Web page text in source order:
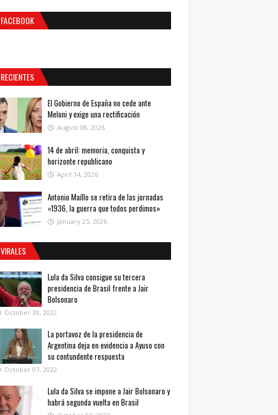
FACEBOOK
RECIENTES
El Gobierno de España no cede ante
Meloni y exige una rectificación
August 08, 2026
14 de abril: memoria, conquista y
horizonte republicano
April 14, 2026
Antonio Maíllo se retira de las jornadas
«1936, la guerra que todos perdimos»
January 25, 2026
VIRALES
Lula da Silva consigue su tercera
presidencia de Brasil frente a Jair
Bolsonaro
October 30, 2022
La portavoz de la presidencia de
Argentina deja en evidencia a Ayuso con
su contundente respuesta
October 07, 2022
Lula da Silva se impone a Jair Bolsonaro y
habrá segunda vuelta en Brasil